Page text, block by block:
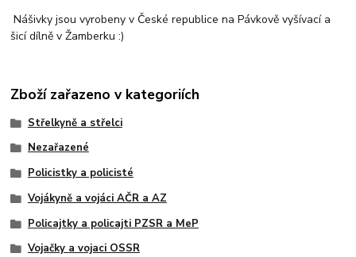
Nášivky jsou vyrobeny v České republice na Pávkově vyšívací a
šicí dílně v Žamberku :)
Zboží zařazeno v kategoriích
Střelkyně a střelci
Nezařazené
Policistky a policisté
Vojákyně a vojáci AČR a AZ
Policajtky a policajti PZSR a MeP
Vojačky a vojaci OSSR